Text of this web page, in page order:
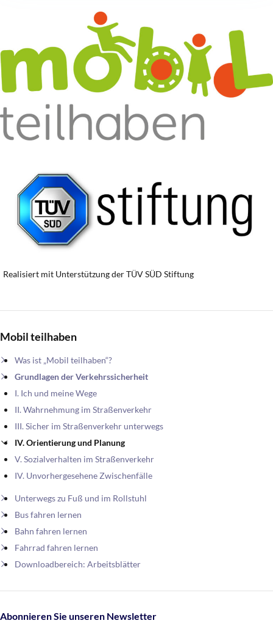
Realisiert mit Unterstützung der TÜV SÜD Stiftung
Mobil teilhaben
Was ist „Mobil teilhaben“?
Grundlagen der Verkehrssicherheit
I. Ich und meine Wege
II. Wahrnehmung im Straßenverkehr
III. Sicher im Straßenverkehr unterwegs
IV. Orientierung und Planung
V. Sozialverhalten im Straßenverkehr
IV. Unvorhergesehene Zwischenfälle
Unterwegs zu Fuß und im Rollstuhl
Bus fahren lernen
Bahn fahren lernen
Fahrrad fahren lernen
Downloadbereich: Arbeitsblätter
Abonnieren Sie unseren Newsletter